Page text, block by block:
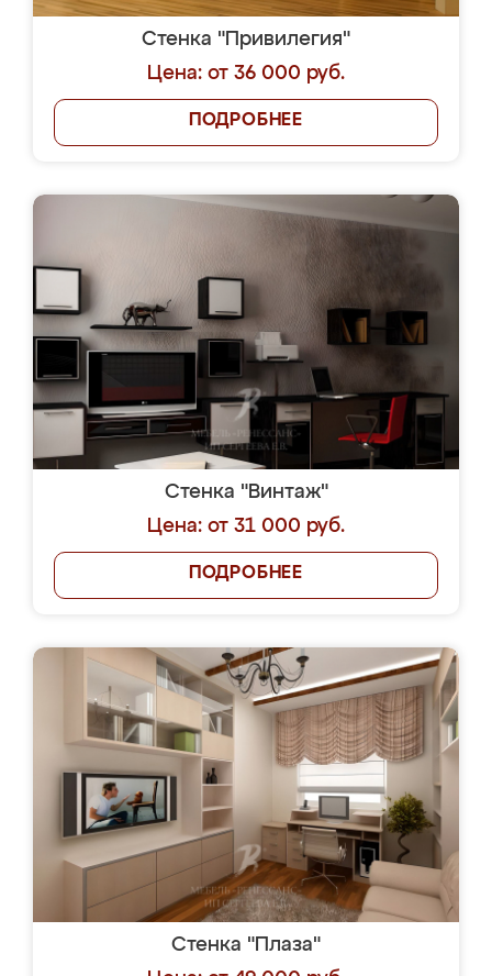
Стенка "Привилегия"
Цена: от 36 000 руб.
ПОДРОБНЕЕ
Стенка "Винтаж"
Цена: от 31 000 руб.
ПОДРОБНЕЕ
Стенка "Плаза"